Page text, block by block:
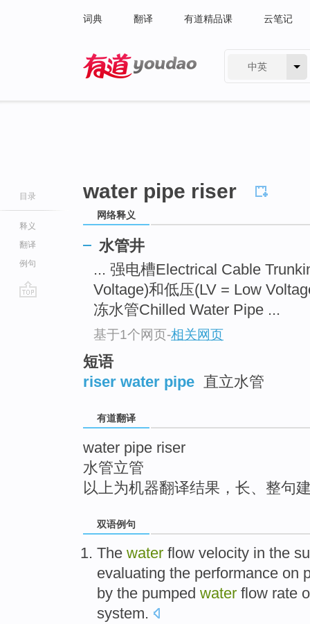
词典 翻译 有道精品课 云笔记
中英
目录
释义
翻译
例句
water pipe riser
网络释义
水管井
... 强电槽Electrical Cable
Voltage)和低压(LV = Low
冻水管Chilled Water Pipe ...
基于1个网页-相关网页
短语
riser water pipe 直立水管
有道翻译
water pipe riser
水管立管
以上为机器翻译结果，长、整句
双语例句
The water flow velocity in the
evaluating the performance on
by the pumped water flow rate
system.